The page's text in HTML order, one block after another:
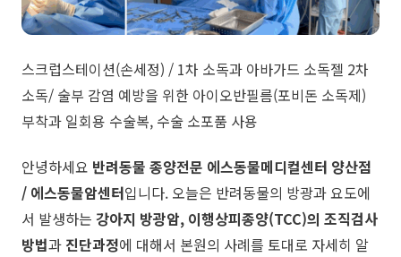
스크럽스테이션(손세정) / 1차 소독과 아바가드 소독젤 2차
소독/ 술부 감염 예방을 위한 아이오반필름(포비돈 소독제)
부착과 일회용 수술복, 수술 소포품 사용
​안녕하세요 반려동물 종양전문 에스동물메디컬센터 양산점
/ 에스동물암센터입니다. 오늘은 반려동물의 방광과 요도에
서 발생하는 강아지 방광암, 이행상피종양(TCC)의 ​조직검사
방법과 진단과정에 대해서 본원의 사례를 토대로 자세히 알